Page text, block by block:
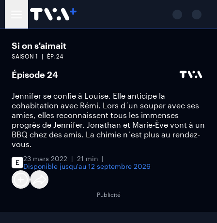
Si on s'aimait
SAISON 1 ÉP. 24
Épisode 24
Jennifer se confie à Louise. Elle anticipe la
cohabitation avec Rémi. Lors d´un souper avec ses
amies, elles reconnaissent tous les immenses
progrès de Jennifer. Jonathan et Marie-Ève vont à un
BBQ chez des amis. La chimie n´est plus au rendez-
vous.
23 mars 2022
21 min
Disponible jusqu'au 12 septembre 2026
Publicité